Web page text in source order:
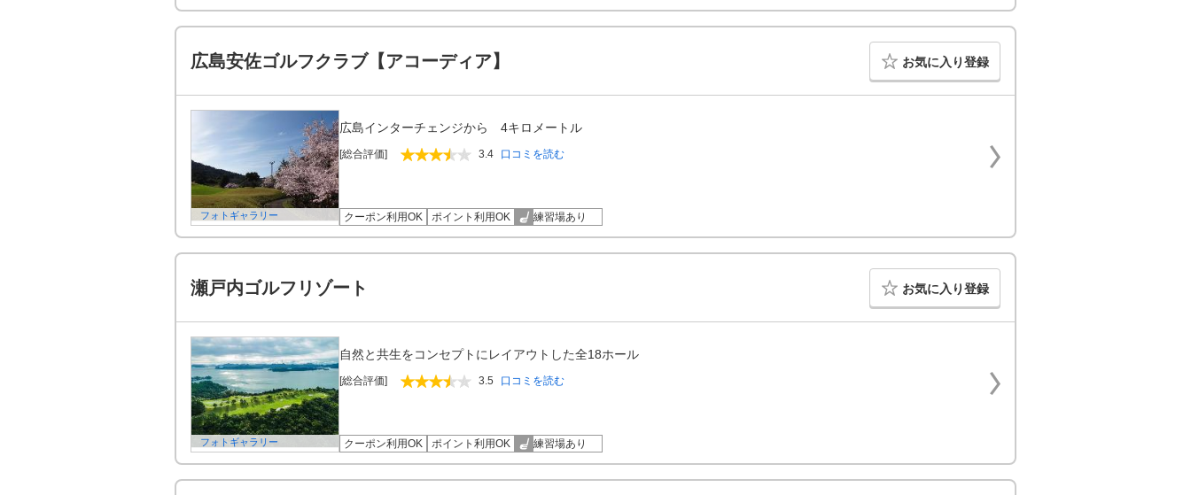
広島安佐ゴルフクラブ【アコーディア】 お気に入り登録
フォトギャラリー
広島インターチェンジから 4キロメートル
[総合評価] 3.4 口コミを読む
クーポン利用OK ポイント利用OK 練習場あり
瀬戸内ゴルフリゾート お気に入り登録
フォトギャラリー
自然と共生をコンセプトにレイアウトした全18ホール
[総合評価] 3.5 口コミを読む
クーポン利用OK ポイント利用OK 練習場あり